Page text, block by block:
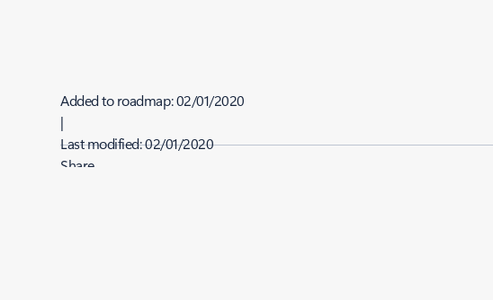
Added to roadmap:02/01/2020
|
Last modified:02/01/2020
Share